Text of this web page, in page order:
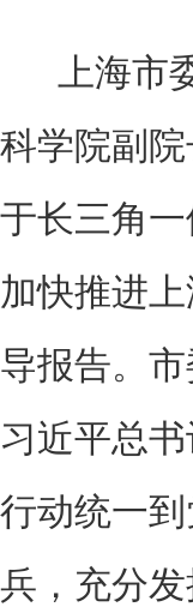
上海市委
科学院副
于长三角
加快推进
导报告。
习近平总
行动统一
兵，充分